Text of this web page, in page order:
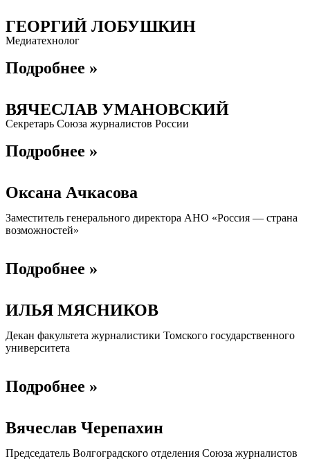
ГЕОРГИЙ ЛОБУШКИН
Медиатехнолог
Подробнее »
ВЯЧЕСЛАВ УМАНОВСКИЙ
Секретарь Союза журналистов России
Подробнее »
Оксана Ачкасова
Заместитель генерального директора АНО «Россия — страна
возможностей»
Подробнее »
ИЛЬЯ МЯСНИКОВ
Декан факультета журналистики Томского государственного
университета
Подробнее »
Вячеслав Черепахин
Председатель Волгоградского отделения Союза журналистов